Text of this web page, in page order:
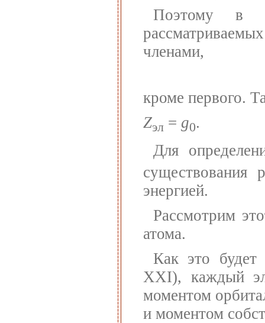
Поэтому в
членами,
кроме первого.
Zэл = g0.
Для
существования
энергией.
Рассмотрим
атома.
Как это
XXI), каждый
моментом
и моментом